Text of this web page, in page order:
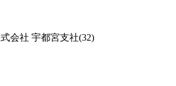
会社 宇都宮支社(32)